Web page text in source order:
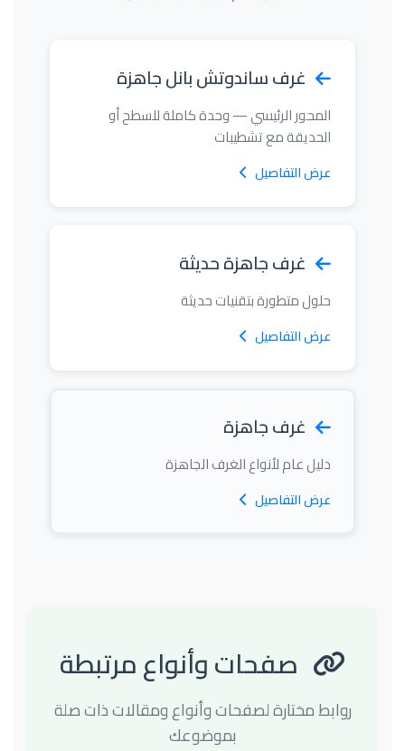
غرف ساندوتش بانل جاهزة
المحور الرئيسي — وحدة كاملة للسطح أو
الحديقة مع تشطيبات
عرض التفاصيل
غرف جاهزة حديثة
حلول متطورة بتقنيات حديثة
عرض التفاصيل
غرف جاهزة
دليل عام لأنواع الغرف الجاهزة
عرض التفاصيل
صفحات وأنواع مرتبطة
روابط مختارة لصفحات وأنواع ومقالات ذات صلة
بموضوعك